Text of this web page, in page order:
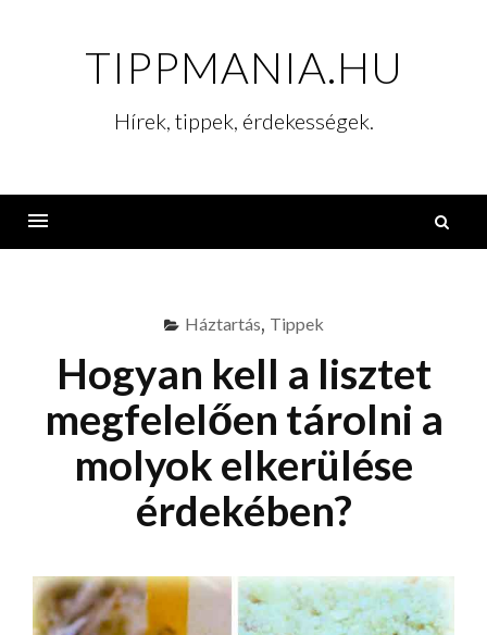
TIPPMANIA.HU
Hírek, tippek, érdekességek.
Háztartás, Tippek
Hogyan kell a lisztet
megfelelően tárolni a
molyok elkerülése
érdekében?